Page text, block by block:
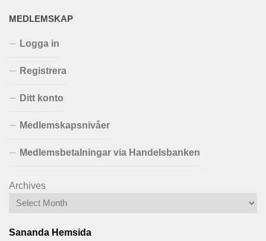
MEDLEMSKAP
Logga in
Registrera
Ditt konto
Medlemskapsnivåer
Medlemsbetalningar via Handelsbanken
Archives
Sananda Hemsida